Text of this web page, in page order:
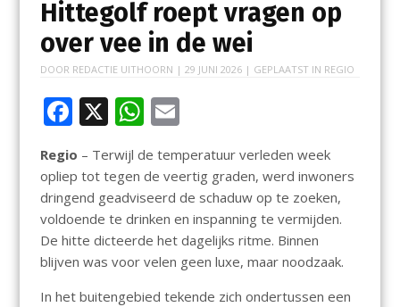
Hittegolf roept vragen op
over vee in de wei
DOOR REDACTIE UITHOORN | 29 JUNI 2026| GEPLAATST IN REGIO
F
e
b
o
o
k
X W
h
at
s
A
p
p
E
ai
l
Regio – Terwijl de temperatuur verleden week
opliep tot tegen de veertig graden, werd inwoners
dringend geadviseerd de schaduw op te zoeken,
voldoende te drinken en inspanning te vermijden.
De hitte dicteerde het dagelijks ritme. Binnen
blijven was voor velen geen luxe, maar noodzaak.
In het buitengebied tekende zich ondertussen een